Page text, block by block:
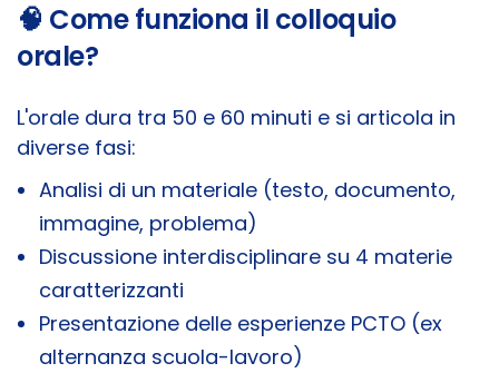
🧠 Come funziona il colloquio
orale?
L'orale dura tra 50 e 60 minuti e si articola in
diverse fasi:
Analisi di un materiale (testo, documento,
immagine, problema)
Discussione interdisciplinare su 4 materie
caratterizzanti
Presentazione delle esperienze PCTO (ex
alternanza scuola-lavoro)